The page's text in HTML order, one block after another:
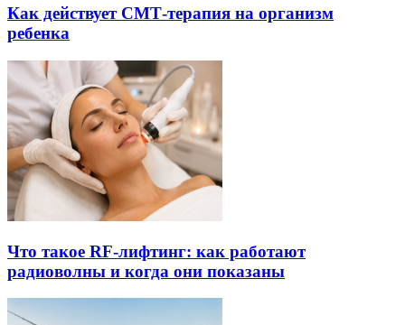
Как действует СМТ-терапия на организм
ребенка
Что такое RF-лифтинг: как работают
радиоволны и когда они показаны